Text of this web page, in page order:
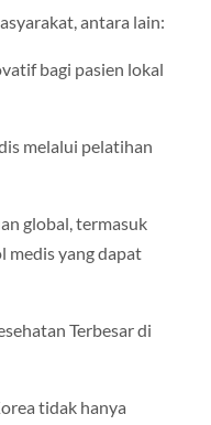
antara lain:
bagi pasien lokal
melalui pelatihan
global, termasuk
medis yang dapat
Terbesar di
tidak hanya